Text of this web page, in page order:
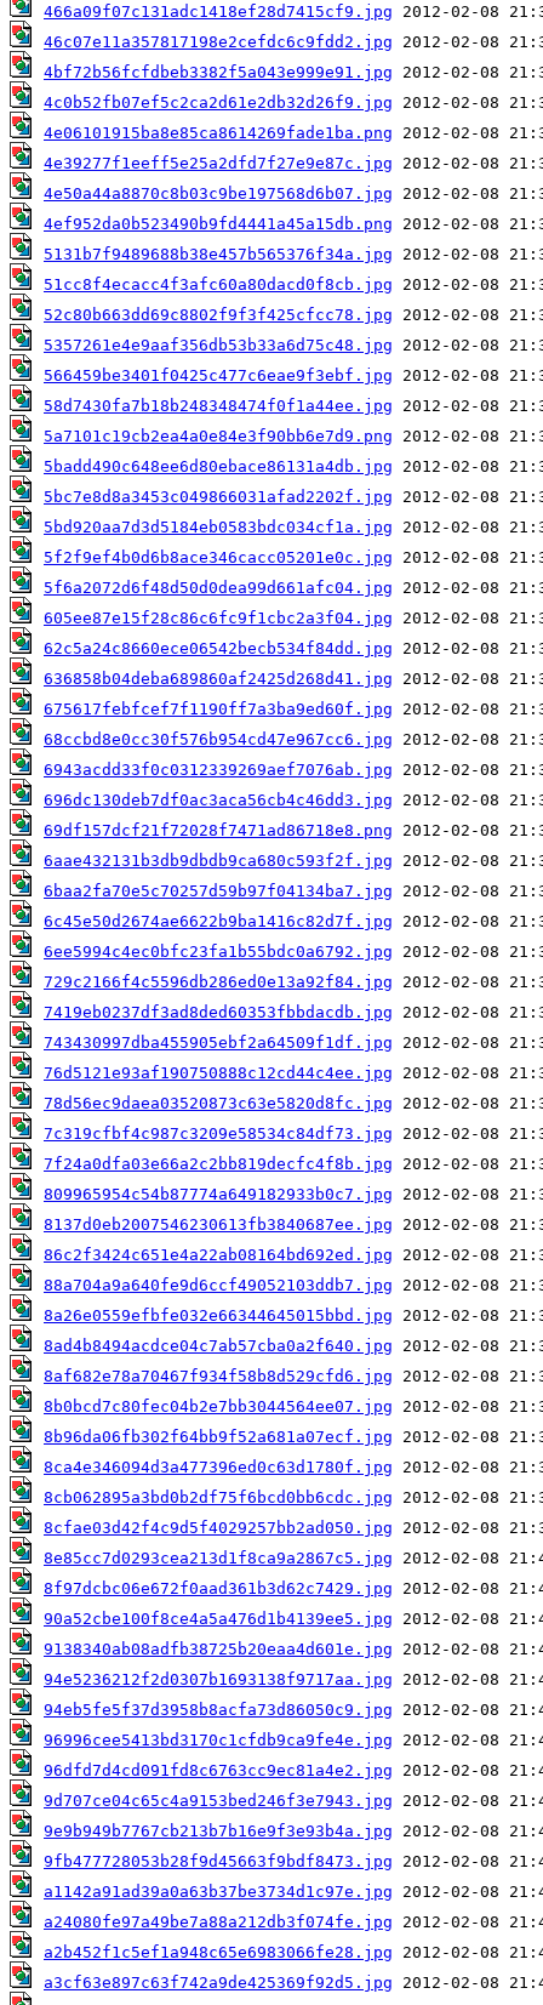
466a09f07c131adc1418ef28d7415cf9.jpg
46c07e11a357817198e2cefdc6c9fdd2.jpg
4bf72b56fcfdbeb3382f5a043e999e91.jpg
4c0b52fb07ef5c2ca2d61e2db32d26f9.jpg
4e06101915ba8e85ca8614269fade1ba.png
4e39277f1eeff5e25a2dfd7f27e9e87c.jpg
4e50a44a8870c8b03c9be197568d6b07.jpg
4ef952da0b523490b9fd4441a45a15db.png
5131b7f9489688b38e457b565376f34a.jpg
51cc8f4ecacc4f3afc60a80dacd0f8cb.jpg
52c80b663dd69c8802f9f3f425cfcc78.jpg
5357261e4e9aaf356db53b33a6d75c48.jpg
566459be3401f0425c477c6eae9f3ebf.jpg
58d7430fa7b18b248348474f0f1a44ee.jpg
5a7101c19cb2ea4a0e84e3f90bb6e7d9.png
5badd490c648ee6d80ebace86131a4db.jpg
5bc7e8d8a3453c049866031afad2202f.jpg
5bd920aa7d3d5184eb0583bdc034cf1a.jpg
5f2f9ef4b0d6b8ace346cacc05201e0c.jpg
5f6a2072d6f48d50d0dea99d661afc04.jpg
605ee87e15f28c86c6fc9f1cbc2a3f04.jpg
62c5a24c8660ece06542becb534f84dd.jpg
636858b04deba689860af2425d268d41.jpg
675617febfcef7f1190ff7a3ba9ed60f.jpg
68ccbd8e0cc30f576b954cd47e967cc6.jpg
6943acdd33f0c0312339269aef7076ab.jpg
696dc130deb7df0ac3aca56cb4c46dd3.jpg
69df157dcf21f72028f7471ad86718e8.png
6aae432131b3db9dbdb9ca680c593f2f.jpg
6baa2fa70e5c70257d59b97f04134ba7.jpg
6c45e50d2674ae6622b9ba1416c82d7f.jpg
6ee5994c4ec0bfc23fa1b55bdc0a6792.jpg
729c2166f4c5596db286ed0e13a92f84.jpg
7419eb0237df3ad8ded60353fbbdacdb.jpg
743430997dba455905ebf2a64509f1df.jpg
76d5121e93af190750888c12cd44c4ee.jpg
78d56ec9daea03520873c63e5820d8fc.jpg
7c319cfbf4c987c3209e58534c84df73.jpg
7f24a0dfa03e66a2c2bb819decfc4f8b.jpg
809965954c54b87774a649182933b0c7.jpg
8137d0eb2007546230613fb3840687ee.jpg
86c2f3424c651e4a22ab08164bd692ed.jpg
88a704a9a640fe9d6ccf49052103ddb7.jpg
8a26e0559efbfe032e66344645015bbd.jpg
8ad4b8494acdce04c7ab57cba0a2f640.jpg
8af682e78a70467f934f58b8d529cfd6.jpg
8b0bcd7c80fec04b2e7bb3044564ee07.jpg
8b96da06fb302f64bb9f52a681a07ecf.jpg
8ca4e346094d3a477396ed0c63d1780f.jpg
8cb062895a3bd0b2df75f6bcd0bb6cdc.jpg
8cfae03d42f4c9d5f4029257bb2ad050.jpg
8e85cc7d0293cea213d1f8ca9a2867c5.jpg
8f97dcbc06e672f0aad361b3d62c7429.jpg
90a52cbe100f8ce4a5a476d1b4139ee5.jpg
9138340ab08adfb38725b20eaa4d601e.jpg
94e5236212f2d0307b1693138f9717aa.jpg
94eb5fe5f37d3958b8acfa73d86050c9.jpg
96996cee5413bd3170c1cfdb9ca9fe4e.jpg
96dfd7d4cd091fd8c6763cc9ec81a4e2.jpg
9d707ce04c65c4a9153bed246f3e7943.jpg
9e9b949b7767cb213b7b16e9f3e93b4a.jpg
9fb477728053b28f9d45663f9bdf8473.jpg
a1142a91ad39a0a63b37be3734d1c97e.jpg
a24080fe97a49be7a88a212db3f074fe.jpg
a2b452f1c5ef1a948c65e6983066fe28.jpg
a3cf63e897c63f742a9de425369f92d5.jpg